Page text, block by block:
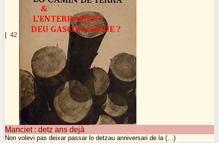
42
Manciet : detz ans dejà
Non volevi pas deixar passar lo detzau anniversari de la (…)